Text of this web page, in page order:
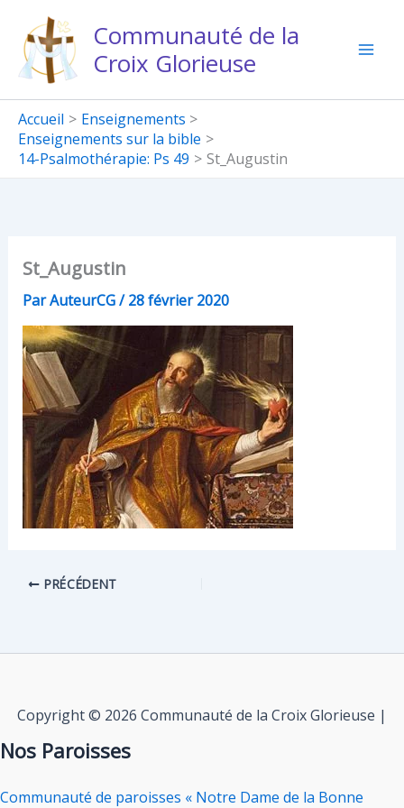
contenu
Communauté de la
Croix Glorieuse
Accueil
Enseignements
Enseignements sur la bible
14-Psalmothérapie: Ps 49
St_Augustin
St_Augustin
ParAuteurCG/28 février 2020
PRÉCÉDENT
Copyright © 2026 Communauté de la Croix Glorieuse |
Nos Paroisses
Communauté de paroisses « Notre Dame de la Bonne